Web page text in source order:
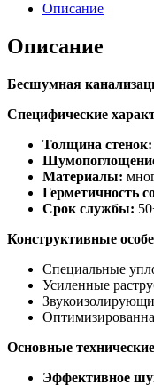
Описание
Описание
Бесшумная
Специфические
Толщина стенок:
Материалы:
Герметичность
Срок службы:
Конструктивные
Специальные
Усиленные
Основные
Эффективное